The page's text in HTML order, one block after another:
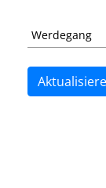
Werdegang